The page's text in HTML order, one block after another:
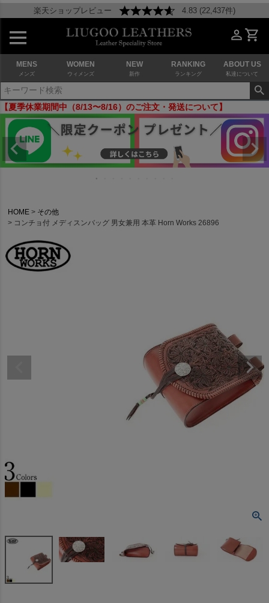
楽天ショップレビュー 4.83 (22,437件)
MENS
メンズ
WOMEN
ウィメンズ
NEW
新作
RANKING
ランキング
ABOUT US
私達について
【夏季休業期間中（8/13〜8/16）のご注文・発送について】
HOME
その他
コンチョ付 メディスンバッグ 男女兼用 本革 Horn Works 26896